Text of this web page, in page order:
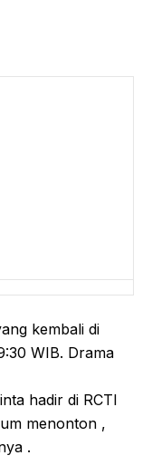
kembali di
WIB. Drama
hadir di RCTI
menonton ,
.